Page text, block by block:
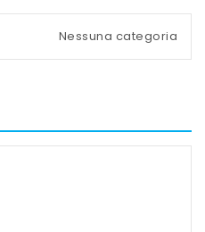
Nessuna categoria